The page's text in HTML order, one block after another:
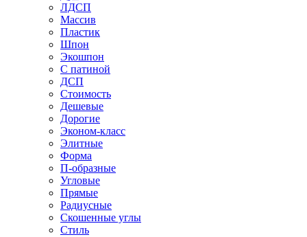
ЛДСП
Массив
Пластик
Шпон
Экошпон
С патиной
ДСП
Стоимость
Дешевые
Дорогие
Эконом-класс
Элитные
Форма
П-образные
Угловые
Прямые
Радиусные
Скошенные углы
Стиль